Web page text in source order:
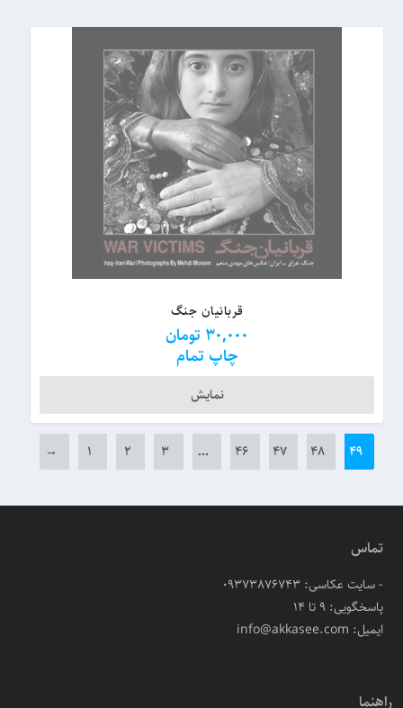
قربانیان جنگ
30,000 تومان
چاپ تمام
نمایش
→ ۱ ۲ ۳ … ۴۶ ۴۷ ۴۸ ۴۹
تماس
- سایت عکاسی: 09373876743
پاسخگویی: ۹ تا ۱۴
ایمیل: info@akkasee.com
راهنما